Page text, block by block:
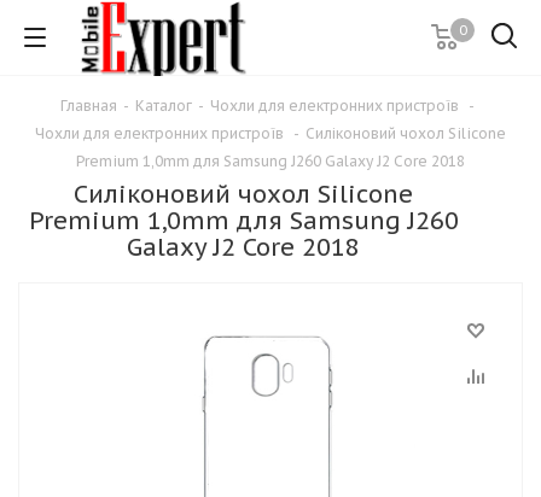
0
Главная - Каталог - Чохли для електронних пристроїв
-
Чохли для електронних пристроїв
- Силіконовий чохол Silicone
Premium 1,0mm для Samsung J260 Galaxy J2 Core 2018
Силіконовий чохол Silicone
Premium 1,0mm для Samsung J260
Galaxy J2 Core 2018